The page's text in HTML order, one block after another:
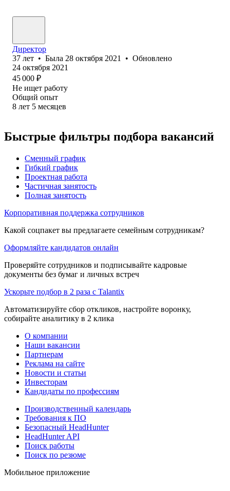
Директор
37 лет • Была 28 октября 2021 • Обновлено
24 октября 2021
45 000 ₽
Не ищет работу
Общий опыт
8 лет 5 месяцев
Быстрые фильтры подбора вакансий
Сменный график
Гибкий график
Проектная работа
Частичная занятость
Полная занятость
Корпоративная поддержка сотрудников
Какой соцпакет вы предлагаете семейным сотрудникам?
Оформляйте кандидатов онлайн
Проверяйте сотрудников и подписывайте кадровые
документы без бумаг и личных встреч
Ускорьте подбор в 2 раза с Talantix
Автоматизируйте сбор откликов, настройте воронку,
собирайте аналитику в 2 клика
О компании
Наши вакансии
Партнерам
Реклама на сайте
Новости и статьи
Инвесторам
Кандидаты по профессиям
Производственный календарь
Требования к ПО
Безопасный HeadHunter
HeadHunter API
Поиск работы
Поиск по резюме
Мобильное приложение